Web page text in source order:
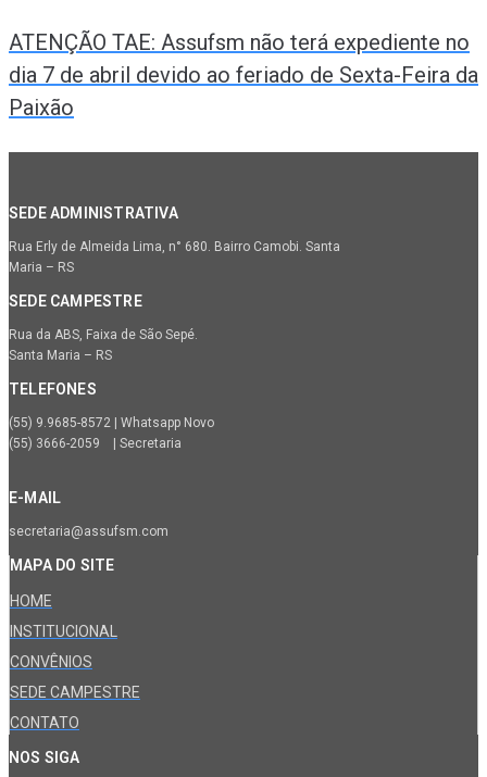
ATENÇÃO TAE: Assufsm não terá expediente no
dia 7 de abril devido ao feriado de Sexta-Feira da
Paixão
SEDE ADMINISTRATIVA
Rua Erly de Almeida Lima, n° 680. Bairro Camobi. Santa
Maria – RS
SEDE CAMPESTRE
Rua da ABS, Faixa de São Sepé.
Santa Maria – RS
TELEFONES
(55) 9.9685-8572 | Whatsapp Novo
(55) 3666-2059 | Secretaria
E-MAIL
secretaria@assufsm.com
MAPA DO SITE
HOME
INSTITUCIONAL
CONVÊNIOS
SEDE CAMPESTRE
CONTATO
NOS SIGA